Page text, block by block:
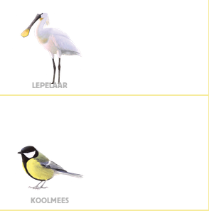
LEPELAAR
KOOLMEES